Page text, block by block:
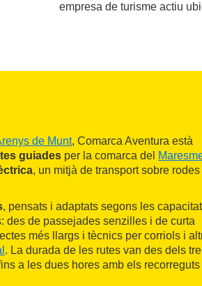
empresa de turisme actiu
de Munt, Comarca Aventura està
guiades per la comarca del
, un mitjà de transport sobre
, pensats i adaptats segons les
des de passejades senzilles i de curta
més llargs i tècnics per corriols i
. La durada de les rutes van des dels
a les dues hores amb els recorreguts